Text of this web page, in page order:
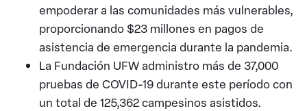
empoderar a las comunidades más vulnerables,
proporcionando $23 millones en pagos de
asistencia de emergencia durante la pandemia.
La Fundación UFW administro más de 37,000
pruebas de COVID-19 durante este período con
un total de 125,362 campesinos asistidos.